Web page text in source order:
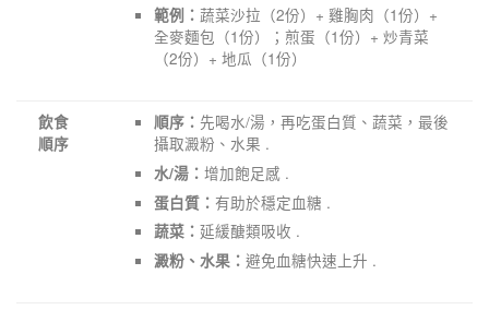
範例： 蔬菜沙拉（2份）+ 雞胸肉（1份）+
全麥麵包（1份）；煎蛋（1份）+ 炒青菜
（2份）+ 地瓜（1份）
飲食
順序
順序： 先喝水/湯，再吃蛋白質、蔬菜，最後
攝取澱粉、水果 .
水/湯：增加飽足感 .
蛋白質： 有助於穩定血糖 .
蔬菜：延緩醣類吸收 .
澱粉、水果：避免血糖快速上升 .